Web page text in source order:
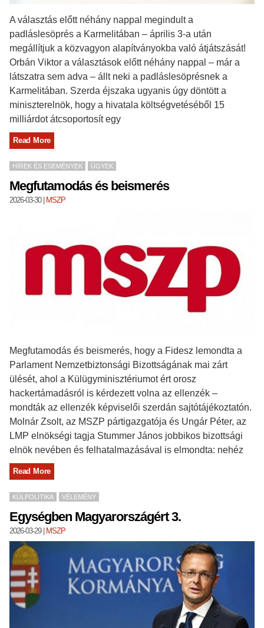
A választás előtt néhány nappal megindult a
padláslesöprés a Karmelitában – április 3-a után
megállítjuk a közvagyon alapítványokba való átjátszását!
Orbán Viktor a választások előtt néhány nappal – már a
látszatra sem adva – állt neki a padláslesöprésnek a
Karmelitában. Szerda éjszaka ugyanis úgy döntött a
miniszterelnök, hogy a hivatala költségvetéséből 15
milliárdot átcsoportosít egy
Read More
HÍREK ÉS ESEMÉNYEK ÜGYEK
Megfutamodás és beismerés
2026-03-30| MSZP
Megfutamodás és beismerés, hogy a Fidesz lemondta a
Parlament Nemzetbiztonsági Bizottságának mai zárt
ülését, ahol a Külügyminisztériumot ért orosz
hackertámadásról is kérdezett volna az ellenzék –
mondták az ellenzék képviselői szerdán sajtótájékoztatón.
Molnár Zsolt, az MSZP pártigazgatója és Ungár Péter, az
LMP elnökségi tagja Stummer János jobbikos bizottsági
elnök nevében és felhatalmazásával is elmondta: nehéz
Read More
KÜLPOLITIKA VÉLEMÉNY
Egységben Magyarországért 3.
2026-03-29| MSZP